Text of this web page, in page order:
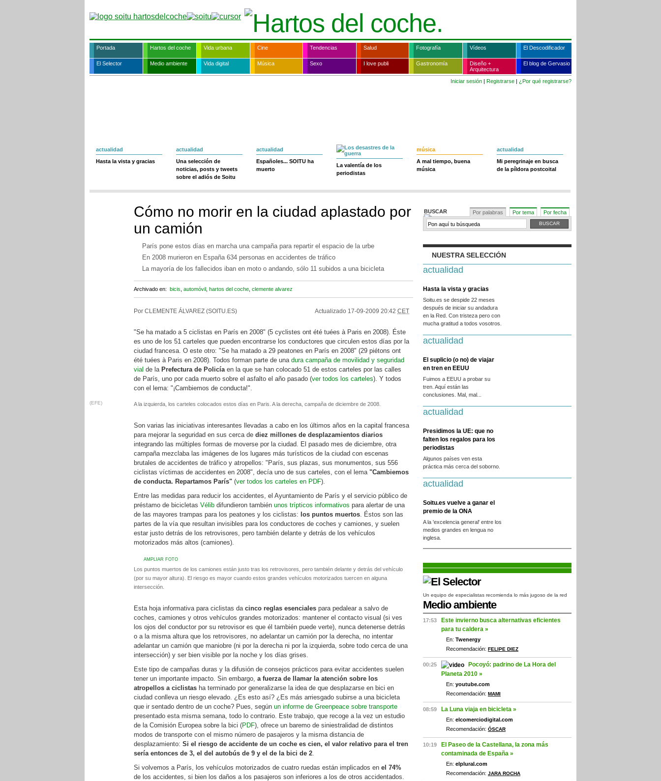
Portada Hartos del coche Vida urbana Cine Tendencias Salud Fotografía Vídeos El Descodificador
El Selector Medio ambiente Vida digital Música Sexo I love publi Gastronomía
Diseño +
Arquitectura
El blog de Gervasio
Iniciar sesión | Registrarse | ¿Por qué registrarse?
actualidad
Hasta la vista y gracias
actualidad
Una selección de
noticias, posts y tweets
sobre el adiós de Soitu
actualidad
Españoles... SOITU ha
muerto
La valentía de los
periodistas
música
A mal tiempo, buena
música
actualidad
Mi peregrinaje en busca
de la píldora postcoital
Cómo no morir en la ciudad aplastado por
un camión
París pone estos días en marcha una campaña para repartir el espacio de la urbe
En 2008 murieron en España 634 personas en accidentes de tráfico
La mayoría de los fallecidos iban en moto o andando, sólo 11 subidos a una bicicleta
Archivado en: bicis automóvil hartos del coche clemente alvarez
Por CLEMENTE ÁLVAREZ (SOITU.ES) Actualizado 17-09-2009 20:42 CET
"Se ha matado a 5 ciclistas en París en 2008" (5 cyclistes ont été tuées à Paris en 2008). Éste
es uno de los 51 carteles que pueden encontrarse los conductores que circulen estos días por la
ciudad francesa. O este otro: "Se ha matado a 29 peatones en París en 2008" (29 piétons ont
été tuées à Paris en 2008). Todos forman parte de una dura campaña de movilidad y seguridad
vial de la Prefectura de Policíaen la que se han colocado 51 de estos carteles por las calles
de París, uno por cada muerto sobre el asfalto el año pasado (ver todos los carteles). Y todos
con el lema: "¡Cambiemos de conducta!".
(EFE) A la izquierda, los carteles colocados estos días en Paris. A la derecha, campaña de diciembre de 2008.
Son varias las iniciativas interesantes llevadas a cabo en los últimos años en la capital francesa
para mejorar la seguridad en sus cerca de diez millones de desplazamientos diarios
integrando las múltiples formas de moverse por la ciudad. El pasado mes de diciembre, otra
campaña mezclaba las imágenes de los lugares más turísticos de la ciudad con escenas
brutales de accidentes de tráfico y atropellos: "París, sus plazas, sus monumentos, sus 556
ciclistas víctimas de accidentes en 2008", decía uno de sus carteles, con el lema "Cambiemos
de conducta. Repartamos París" (ver todos los carteles en PDF).
Entre las medidas para reducir los accidentes, el Ayuntamiento de París y el servicio público de
préstamo de bicicletas Vélib difundieron también unos trípticos informativos para alertar de una
de las mayores trampas para los peatones y los ciclistas: los puntos muertos. Éstos son las
partes de la vía que resultan invisibles para los conductores de coches y camiones, y suelen
estar justo detrás de los retrovisores, pero también delante y detrás de los vehículos
motorizados más altos (camiones).
AMPLIAR FOTO
Los puntos muertos de los camiones están justo tras los retrovisores, pero también delante y detrás del vehículo
(por su mayor altura). El riesgo es mayor cuando estos grandes vehículos motorizados tuercen en alguna
intersección.
Esta hoja informativa para ciclistas da cinco reglas esenciales para pedalear a salvo de
coches, camiones y otros vehículos grandes motorizados: mantener el contacto visual (si ves
los ojos del conductor por su retrovisor es que él también puede verte), nunca detenerse detrás
o a la misma altura que los retrovisores, no adelantar un camión por la derecha, no intentar
adelantar un camión que maniobre (ni por la derecha ni por la izquierda, sobre todo cerca de una
intersección) y ser bien visible por la noche y los días grises.
Este tipo de campañas duras y la difusión de consejos prácticos para evitar accidentes suelen
tener un importante impacto. Sin embargo, a fuerza de llamar la atención sobre los
atropellos a ciclistas ha terminado por generalizarse la idea de que desplazarse en bici en
ciudad conlleva un riesgo elevado. ¿Es esto así? ¿Es más arriesgado subirse a una bicicleta
que ir sentado dentro de un coche? Pues, según un informe de Greenpeace sobre transporte
presentado esta misma semana, todo lo contrario. Este trabajo, que recoge a la vez un estudio
de la Comisión Europea sobre la bici (PDF), ofrece un baremo de siniestralidad de distintos
modos de transporte con el mismo número de pasajeros y la misma distancia de
desplazamiento: Si el riesgo de accidente de un coche es cien, el valor relativo para el tren
sería entonces de 3, el del autobús de 9 y el de la bici de 2.
Si volvemos a París, los vehículos motorizados de cuatro ruedas están implicados en el 74%
de los accidentes, si bien los daños a los pasajeros son inferiores a los de otros accidentados.
BUSCAR Por palabras Por tema Por fecha
NUESTRA SELECCIÓN
actualidad
Hasta la vista y gracias
Soitu.es se despide 22 meses
después de iniciar su andadura
en la Red. Con tristeza pero con
mucha gratitud a todos vosotros.
actualidad
El suplicio (o no) de viajar
en tren en EEUU
Fuimos a EEUU a probar su
tren. Aquí están las
conclusiones. Mal, mal...
actualidad
Presidimos la UE: que no
falten los regalos para los
periodistas
Algunos países ven esta
práctica más cerca del soborno.
actualidad
Soitu.es vuelve a ganar el
premio de la ONA
A la 'excelencia general' entre los
medios grandes en lengua no
inglesa.
Un equipo de especialistas recomienda lo más jugoso de la red
Medio ambiente
17:53
Este invierno busca alternativas eficientes
para tu caldera »
En: Twenergy
Recomendación: FELIPE DIEZ
00:25
Pocoyó: padrino de La Hora del
Planeta 2010 »
En: youtube.com
Recomendación: MAMI
08:59 La Luna viaja en bicicleta »
En: elcomerciodigital.com
Recomendación: ÓSCAR
10:19
El Paseo de la Castellana, la zona más
contaminada de España »
En: elplural.com
Recomendación: JARA ROCHA